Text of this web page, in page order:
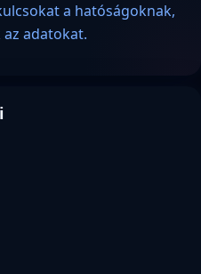
a hatóságoknak,
adatokat.